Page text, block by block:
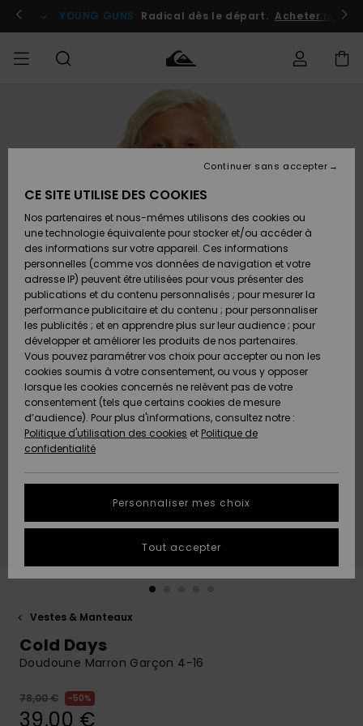
l'information
le
Se connecter / s'inscrire
YOUNG GUNS Radical dès le départ. Acheter
Vêtements
Chaussures
& Tongs
Surf
Snow
Nouveautés
A
Découvrir
Vêtements
Chaussures
& Tongs
Surf
Snow
Nouveautés
A
Découvrir
FEMME
Shop
A
Découvrir
Snow
SURF
Surf
Shop
Homme
Surf
Shop
Enfant
Highlights
Communauté
SNOW
Snow
Shop
Homme
Snow
Shop
Enfant
Snow
Shop
Femme
A
Découvrir
Communauté
OUTLET
Outlet
Homme
Enfant
Outlet
Femme
AIDE &
CONTACT
Accéder à
ma
commande
Retours
Paiement
Carte
Cadeau
Quiksilver
Freedom
Protection
des
tailles
conversation
obtenir la
à votre
question.
MAGASINS
QUIKSILVER
Vestes & Manteaux
Cold Days
Doudoune Marron Garçon 4-16
78,00 € 50%
39,00 €
CE SITE UTILISE DES COOKIES
Nos partenaires et nous-mêmes utilisons des cookies ou
une technologie équivalente pour stocker et/ou accéder à
des informations sur votre appareil. Ces informations
personnelles (comme vos données de navigation et votre
adresse IP) peuvent être utilisées pour vous présenter des
publications et du contenu personnalisés ; pour mesurer la
performance publicitaire et du contenu ; pour personnaliser
les publicités ; et en apprendre plus sur leur audience ; pour
développer et améliorer les produits de nos partenaires.
Vous pouvez paramétrer vos choix pour accepter ou non les
cookies soumis à votre consentement, ou vous y opposer
lorsque les cookies concernés ne relèvent pas de votre
consentement (tels que certains cookies de mesure
d’audience). Pour plus d'informations, consultez notre :
Politique d'utilisation des cookies et Politique de
confidentialité
Personnaliser mes choix
Continuer sans accepter
Tout accepter